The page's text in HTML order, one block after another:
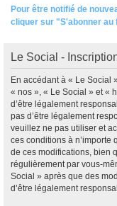
Pour être notifié de
cliquer sur "S'abonner au
Le Social -
En accédant à « Le Social
« nos », « Le Social » et «
d’être légalement
pas d’être légalement
veuillez ne pas utiliser et
ces conditions à n’importe
de ces modifications, bien
régulièrement par vous-
Social » après que des
d’être légalement